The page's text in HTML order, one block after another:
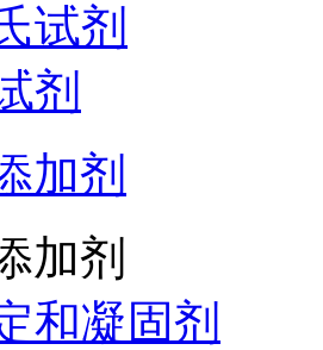
试剂
剂
加剂
加剂
和凝固剂